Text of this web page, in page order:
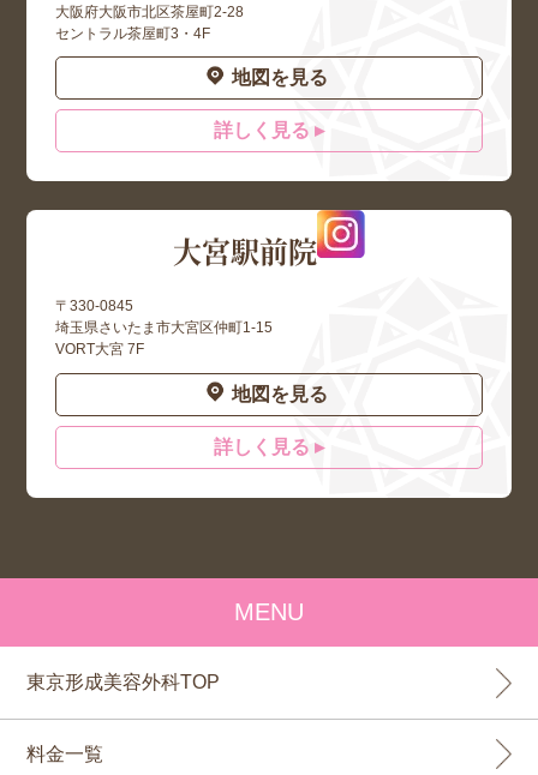
大阪府大阪市北区茶屋町2-28
セントラル茶屋町3・4F
地図を見る
詳しく見る ▸
大宮駅前院
〒330-0845
埼玉県さいたま市大宮区仲町1-15
VORT大宮 7F
地図を見る
詳しく見る ▸
MENU
東京形成美容外科TOP
料金一覧